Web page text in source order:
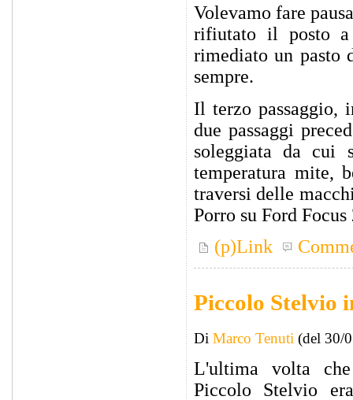
Volevamo fare
rifiutato il posto a
rimediato un
sempre.
Il terzo passaggio,
due passaggi
soleggiata da cui
temperatura mite,
traversi delle
Porro su Ford
(p)Link
Piccolo Stelvio
Di Marco Tenuti (del 30/
L'ultima volta
Piccolo Stelvio